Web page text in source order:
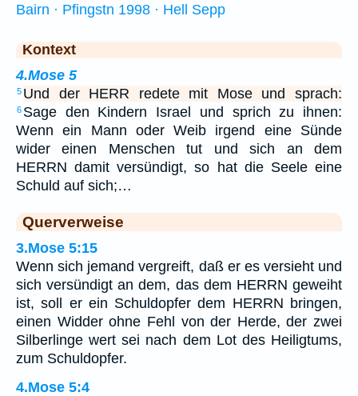
Bairn · Pfingstn 1998 · Hell Sepp
Kontext
4.Mose 5
5 Und der HERR redete mit Mose und sprach:
6 Sage den Kindern Israel und sprich zu ihnen:
Wenn ein Mann oder Weib irgend eine Sünde
wider einen Menschen tut und sich an dem
HERRN damit versündigt, so hat die Seele eine
Schuld auf sich;…
Querverweise
3.Mose 5:15
Wenn sich jemand vergreift, daß er es versieht und
sich versündigt an dem, das dem HERRN geweiht
ist, soll er ein Schuldopfer dem HERRN bringen,
einen Widder ohne Fehl von der Herde, der zwei
Silberlinge wert sei nach dem Lot des Heiligtums,
zum Schuldopfer.
4.Mose 5:4